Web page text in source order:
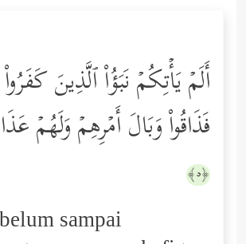
أَلَمۡ یَأۡتِكُمۡ نَبَؤُاْ ٱلَّذِینَ
فَذَاقُواْ وَبَالَ أَمۡرِهِمۡ وَلَهُمۡ
﴿٥﴾
sampai